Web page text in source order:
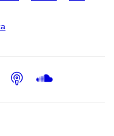
Podcast